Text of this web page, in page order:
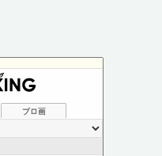
ブロ画